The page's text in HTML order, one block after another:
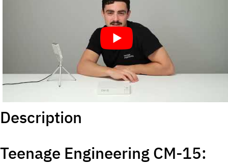
Description
Teenage Engineering CM-15: